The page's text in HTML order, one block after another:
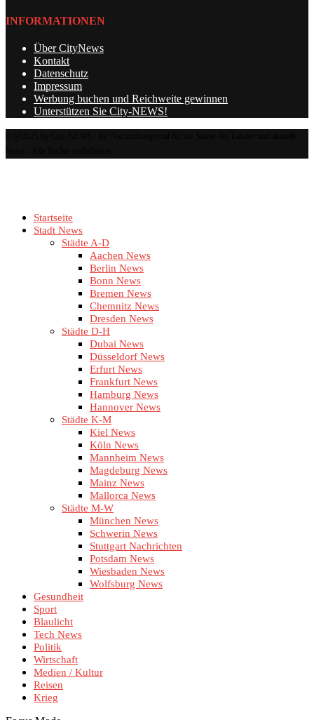
INFORMATIONEN
Über CityNews
Kontakt
Datenschutz
Impressum
Werbung buchen und Reichweite gewinnen
Unterstützen Sie City-NEWS!
Startseite
Stadt News
Städte A-D
Aachen News
Berlin News
Bonn News
Bremen News
Chemnitz News
Dresden News
Städte D-H
Dubai News
Düsseldorf News
Erfurt News
Frankfurt News
Hamburg News
Hannover News
Städte K-M
Kiel News
Köln News
Mannheim News
Magdeburg News
Mainz News
Mallorca News
Städte M-W
München News
Schwerin News
Stuttgart Nachrichten
Potsdam News
Wiesbaden News
Wolfsburg News
Gesundheit
Sport
Blaulicht
Tech News
Politik
Wirtschaft
Medien / Kultur
Reisen
Krieg